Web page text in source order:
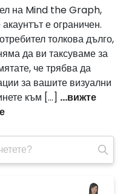
на Mind the Graph,
е ограничен.
толкова дълго,
да ви таксуваме за
че трябва да
за вашите визуални
към [...] ...вижте